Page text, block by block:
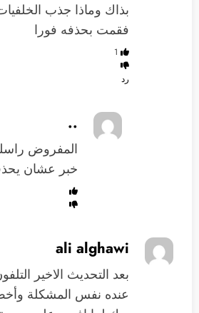
فقمت بحذفه فورا
1
رد
..
المفروض
خبر عشان
ali alghawi
بعد التحديث الاخير
عنده نفس المشكلة